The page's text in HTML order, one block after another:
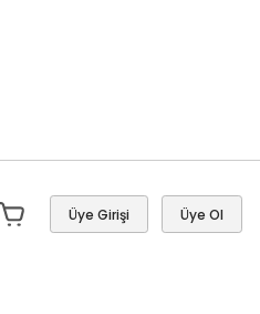
Üye Girişi Üye Ol